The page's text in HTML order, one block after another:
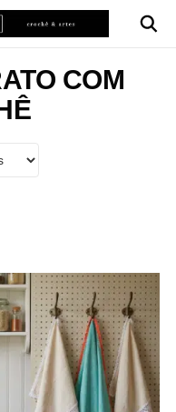
COM